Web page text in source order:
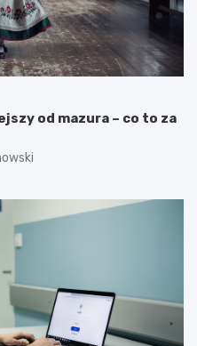
od mazura – co to za